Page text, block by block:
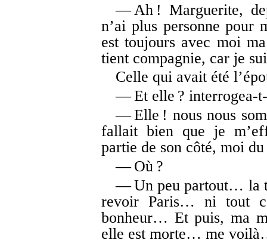
— Ah ! Marguerite,
n’ai plus personne pour
est toujours avec moi
tient compagnie, car je
Celle qui avait été
— Et elle ? interrogea-
— Elle ! nous nous
fallait bien que je
partie de son côté, moi
— Où ?
— Un peu partout… la
revoir Paris… ni tout
bonheur… Et puis, ma
elle est morte… me